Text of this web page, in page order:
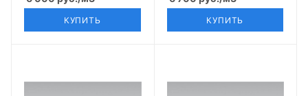
КУПИТЬ КУПИТЬ